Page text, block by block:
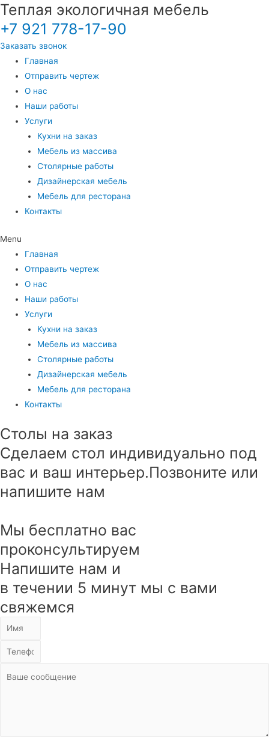
Теплая экологичная мебель
+7 921 778-17-90
Заказать звонок
Главная
Отправить чертеж
О нас
Наши работы
Услуги
Кухни на заказ
Мебель из массива
Столярные работы
Дизайнерская мебель
Мебель для ресторана
Контакты
Menu
Главная
Отправить чертеж
О нас
Наши работы
Услуги
Кухни на заказ
Мебель из массива
Столярные работы
Дизайнерская мебель
Мебель для ресторана
Контакты
Столы на заказ
Сделаем стол индивидуально под
вас и ваш интерьер.Позвоните или
напишите нам
Мы бесплатно вас
проконсультируем
Напишите нам и
в течении 5 минут мы с вами
свяжемся